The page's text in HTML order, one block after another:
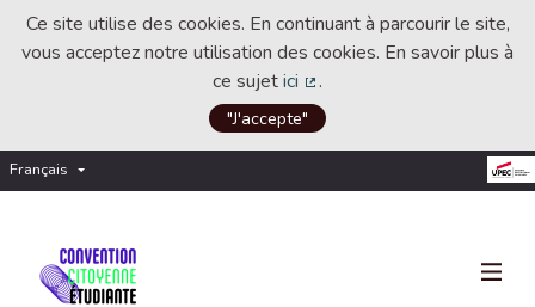
Ce site utilise des cookies. En continuant à parcourir le site,
vous acceptez notre utilisation des cookies. En savoir plus à
ce sujetici
(Lien externe)
.
"J'accepte"
Français Choisir la langue